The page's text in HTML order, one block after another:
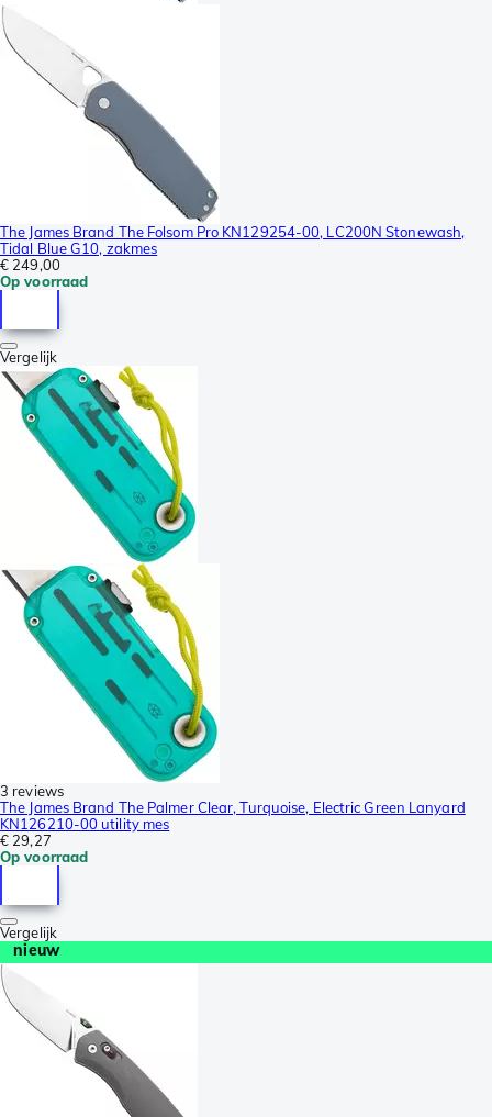
The James Brand The Folsom Pro KN129254-00, LC200N Stonewash,
Tidal Blue G10, zakmes
€ 249,00
Op voorraad
Vergelijk
3 reviews
The James Brand The Palmer Clear, Turquoise, Electric Green Lanyard
KN126210-00 utility mes
€ 29,27
Op voorraad
Vergelijk
nieuw